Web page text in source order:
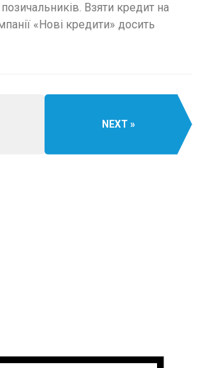
Взяти кредит на
«Нові кредити» досить
NEXT